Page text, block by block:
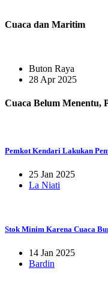
Cuaca dan Maritim
Buton Raya
28 Apr 2025
Cuaca Belum Menentu,
Pemkot Kendari Lakukan
25 Jan 2025
La Niati
Stok Minim Karena Cuaca
14 Jan 2025
Bardin